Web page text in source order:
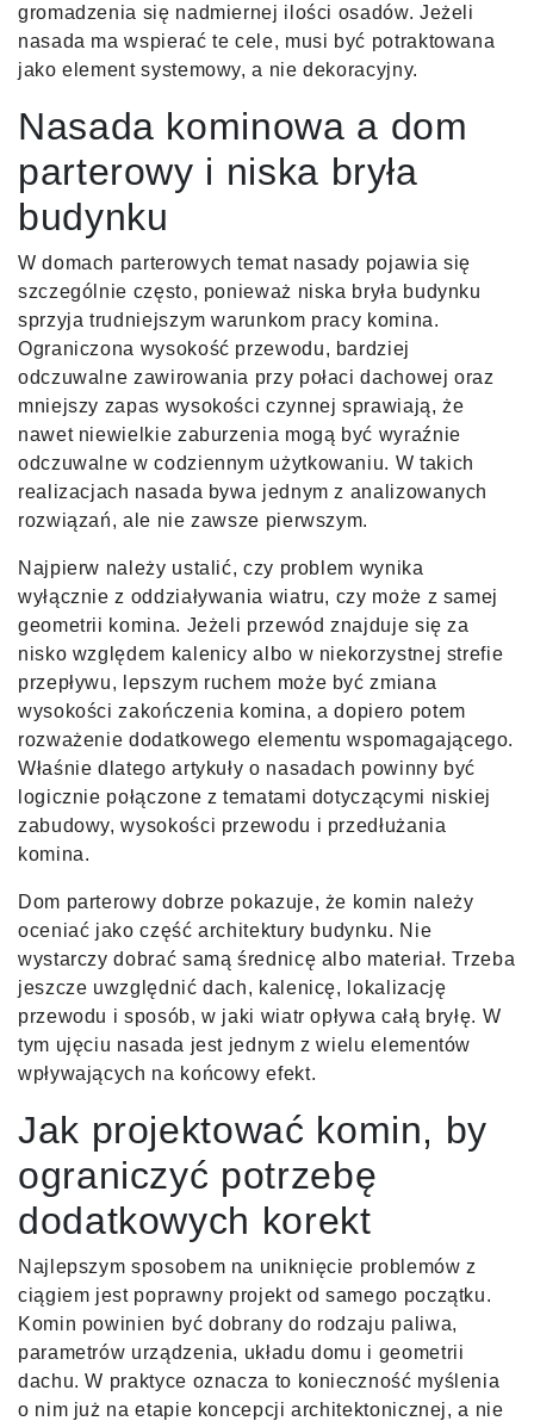
gromadzenia się nadmiernej ilości osadów. Jeżeli
nasada ma wspierać te cele, musi być potraktowana
jako element systemowy, a nie dekoracyjny.
Nasada kominowa a dom
parterowy i niska bryła
budynku
W domach parterowych temat nasady pojawia się
szczególnie często, ponieważ niska bryła budynku
sprzyja trudniejszym warunkom pracy komina.
Ograniczona wysokość przewodu, bardziej
odczuwalne zawirowania przy połaci dachowej oraz
mniejszy zapas wysokości czynnej sprawiają, że
nawet niewielkie zaburzenia mogą być wyraźnie
odczuwalne w codziennym użytkowaniu. W takich
realizacjach nasada bywa jednym z analizowanych
rozwiązań, ale nie zawsze pierwszym.
Najpierw należy ustalić, czy problem wynika
wyłącznie z oddziaływania wiatru, czy może z samej
geometrii komina. Jeżeli przewód znajduje się za
nisko względem kalenicy albo w niekorzystnej strefie
przepływu, lepszym ruchem może być zmiana
wysokości zakończenia komina, a dopiero potem
rozważenie dodatkowego elementu wspomagającego.
Właśnie dlatego artykuły o nasadach powinny być
logicznie połączone z tematami dotyczącymi niskiej
zabudowy, wysokości przewodu i przedłużania
komina.
Dom parterowy dobrze pokazuje, że komin należy
oceniać jako część architektury budynku. Nie
wystarczy dobrać samą średnicę albo materiał. Trzeba
jeszcze uwzględnić dach, kalenicę, lokalizację
przewodu i sposób, w jaki wiatr opływa całą bryłę. W
tym ujęciu nasada jest jednym z wielu elementów
wpływających na końcowy efekt.
Jak projektować komin, by
ograniczyć potrzebę
dodatkowych korekt
Najlepszym sposobem na uniknięcie problemów z
ciągiem jest poprawny projekt od samego początku.
Komin powinien być dobrany do rodzaju paliwa,
parametrów urządzenia, układu domu i geometrii
dachu. W praktyce oznacza to konieczność myślenia
o nim już na etapie koncepcji architektonicznej, a nie